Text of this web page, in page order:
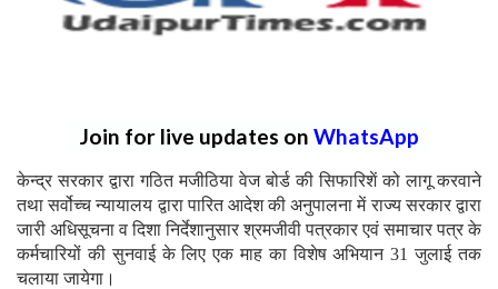
Join for live updates on WhatsApp
केन्द्र सरकार द्वारा गठित मजीठिया वेज बोर्ड की सिफारिशें को लागू करवाने
तथा सर्वोच्च न्यायालय द्वारा पारित आदेश की अनुपालना में राज्य सरकार द्वारा
जारी अधिसूचना व दिशा निर्देशानुसार श्रमजीवी पत्रकार एवं समाचार पत्र के
कर्मचारियों की सुनवाई के लिए एक माह का विशेष अभियान 31 जुलाई तक
चलाया जायेगा।